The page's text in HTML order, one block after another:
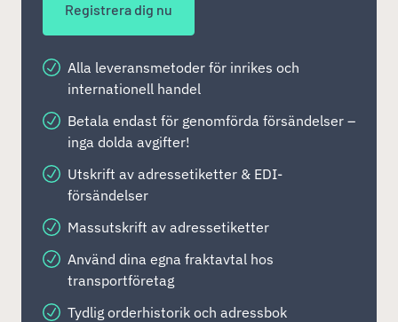
Registrera dig nu
Alla leveransmetoder för inrikes och
internationell handel
Betala endast för genomförda försändelser –
inga dolda avgifter!
Utskrift av adressetiketter & EDI-
försändelser
Massutskrift av adressetiketter
Använd dina egna fraktavtal hos
transportföretag
Tydlig orderhistorik och adressbok